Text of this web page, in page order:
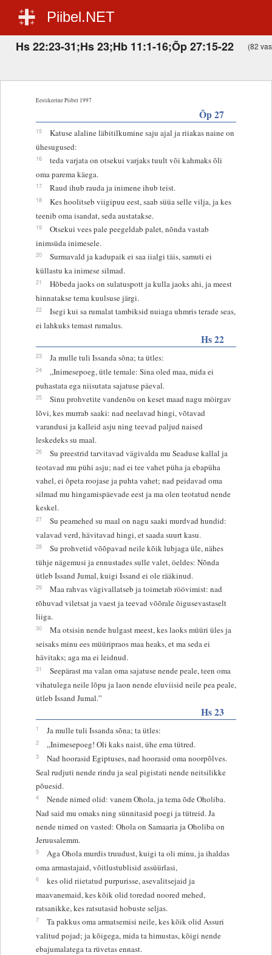
Piibel.NET
Hs 22:23-31;Hs 23;Hb 11:1-16;Õp 27:15-22 (82
Eestikeelne Piibel 1997
Õp 27
15
Katuse alaline läbitilkumine saju ajal ja riiakas naine on
ühesugused:
16
teda varjata on otsekui varjaks tuult või kahmaks õli
oma parema käega.
17 Raud ihub rauda ja inimene ihub teist.
18
Kes hoolitseb viigipuu eest, saab süüa selle vilja, ja kes
teenib oma isandat, seda austatakse.
19
Otsekui vees pale peegeldab palet, nõnda vastab
inimsüda inimesele.
20
Surmavald ja kadupaik ei saa iialgi täis, samuti ei
küllastu ka inimese silmad.
21
Hõbeda jaoks on sulatuspott ja kulla jaoks ahi, ja meest
hinnatakse tema kuulsuse järgi.
22
Isegi kui sa rumalat tambiksid nuiaga uhmris terade seas,
ei lahkuks temast rumalus.
Hs 22
23 Ja mulle tuli Issanda sõna; ta ütles:
24
„Inimesepoeg, ütle temale: Sina oled maa, mida ei
puhastata ega niisutata sajatuse päeval.
25
Sinu prohvetite vandenõu on keset maad nagu möirgav
lõvi, kes murrab saaki: nad neelavad hingi, võtavad
varandusi ja kalleid asju ning teevad paljud naised
leskedeks su maal.
26
Su preestrid tarvitavad vägivalda mu Seaduse kallal ja
teotavad mu pühi asju; nad ei tee vahet püha ja ebapüha
vahel, ei õpeta roojase ja puhta vahet; nad peidavad oma
silmad mu hingamispäevade eest ja ma olen teotatud nende
keskel.
27
Su peamehed su maal on nagu saaki murdvad hundid:
valavad verd, hävitavad hingi, et saada suurt kasu.
28
Su prohvetid võõpavad neile kõik lubjaga üle, nähes
tühje nägemusi ja ennustades sulle valet, öeldes: Nõnda
ütleb Issand Jumal, kuigi Issand ei ole rääkinud.
29
Maa rahvas vägivallatseb ja toimetab röövimist: nad
rõhuvad viletsat ja vaest ja teevad võõrale õigusevastaselt
liiga.
30
Ma otsisin nende hulgast meest, kes laoks müüri üles ja
seisaks minu ees müüripraos maa heaks, et ma seda ei
hävitaks; aga ma ei leidnud.
31
Seepärast ma valan oma sajatuse nende peale, teen oma
vihatulega neile lõpu ja laon nende eluviisid neile pea peale,
ütleb Issand Jumal.”
Hs 23
1 Ja mulle tuli Issanda sõna; ta ütles:
2 „Inimesepoeg! Oli kaks naist, ühe ema tütred.
3
Nad hoorasid Egiptuses, nad hoorasid oma noorpõlves.
Seal rudjuti nende rindu ja seal pigistati nende neitsilikke
põuesid.
4
Nende nimed olid: vanem Ohola, ja tema õde Oholiba.
Nad said mu omaks ning sünnitasid poegi ja tütreid. Ja
nende nimed on vasted: Ohola on Samaaria ja Oholiba on
Jeruusalemm.
5
Aga Ohola murdis truudust, kuigi ta oli minu, ja ihaldas
oma armastajaid, võitlustublisid assüürlasi,
6
kes olid riietatud purpurisse, asevalitsejaid ja
maavanemaid, kes kõik olid toredad noored mehed,
ratsanikke, kes ratsutasid hobuste seljas.
7
Ta pakkus oma armatsemisi neile, kes kõik olid Assuri
valitud pojad; ja kõigega, mida ta himustas, kõigi nende
ebajumalatega ta rüvetas ennast.